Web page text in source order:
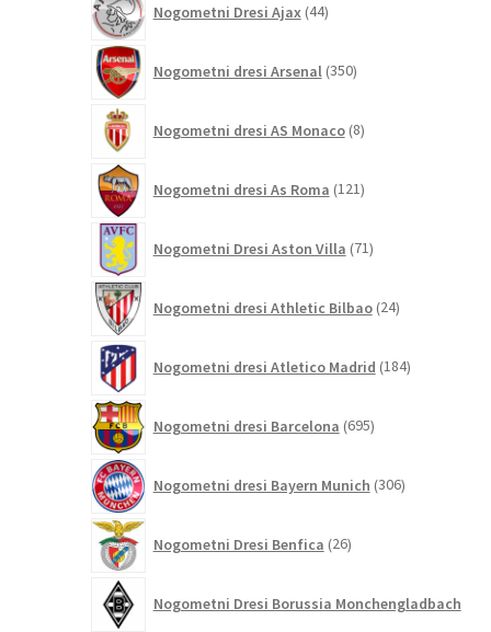
Nogometni Dresi Ajax 44izdelkov
Nogometni dresi Arsenal 350izdelkov
Nogometni dresi AS Monaco 8izdelkov
Nogometni dresi As Roma 121izdelkov
Nogometni Dresi Aston Villa 71izdelkov
Nogometni dresi Athletic Bilbao 24izdelkov
Nogometni dresi Atletico Madrid 184izdelkov
Nogometni dresi Barcelona 695izdelkov
Nogometni dresi Bayern Munich 306izdelkov
Nogometni Dresi Benfica 26izdelkov
Nogometni Dresi Borussia Monchengladbach